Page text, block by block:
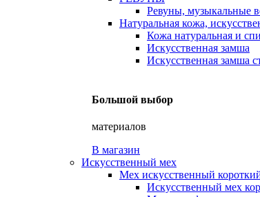
Ревуны, музыкальные
Натуральная кожа,
Кожа натуральная и
Искусственная замша
Искусственная замша
Большой выбор
материалов
В магазин
Искусственный мех
Мех искусственный
Искусственный мех